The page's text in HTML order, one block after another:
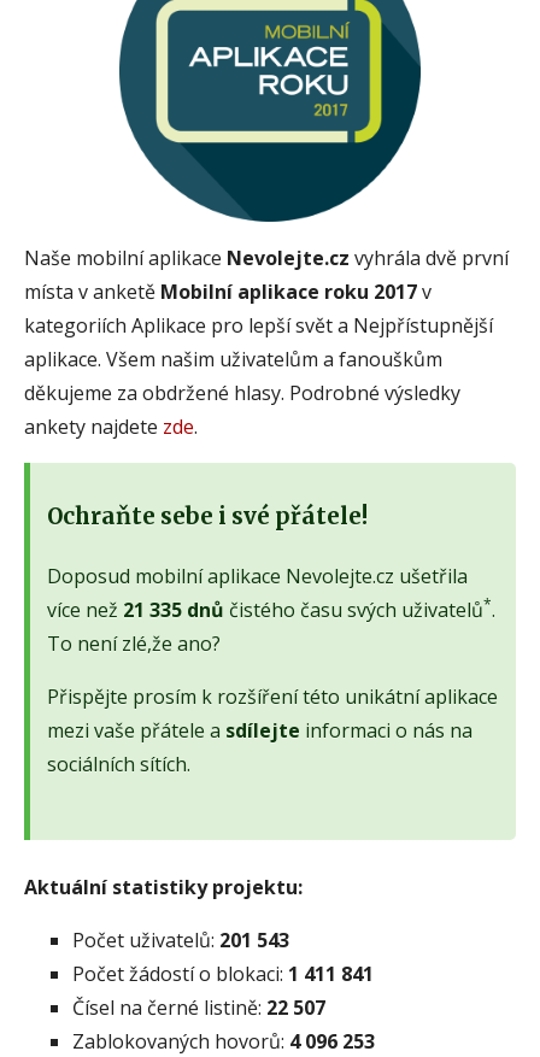
Naše mobilní aplikace Nevolejte.cz vyhrála dvě první
místa v anketě Mobilní aplikace roku 2017v
kategoriích Aplikace pro lepší svět a Nejpřístupnější
aplikace. Všem našim uživatelům a fanouškům
děkujeme za obdržené hlasy. Podrobné výsledky
ankety najdete zde.
Ochraňte sebe i své přátele!
Doposud mobilní aplikace Nevolejte.cz ušetřila
více než 21 335 dnů čistého času svých uživatelů*.
To není zlé,že ano?
Přispějte prosím k rozšíření této unikátní aplikace
mezi vaše přátele a sdílejte informaci o nás na
sociálních sítích.
Aktuální statistiky projektu:
Počet uživatelů: 201 543
Počet žádostí o blokaci: 1 411 841
Čísel na černé listině: 22 507
Zablokovaných hovorů: 4 096 253